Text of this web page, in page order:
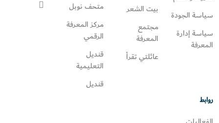
سياسة الجودة
سياسة إدارة
المعرفة
بيت الشعر
مجتمع
المعرفة
عائلتي تقرأ‎
متحف نوبل
مركز المعرفة
الرقمي
قنديل
التعليمية
قنديل
روابط